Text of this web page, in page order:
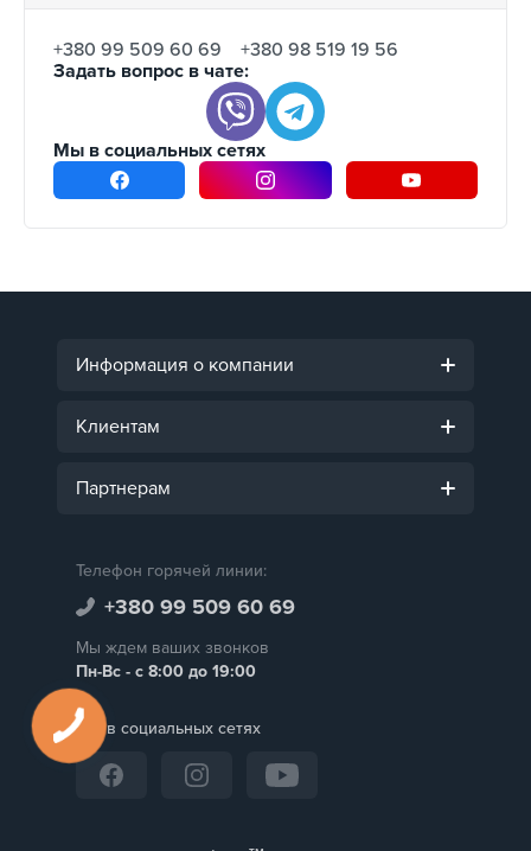
+380 99 509 60 69
+380 98 519 19 56
Задать вопрос в чате:
Мы в социальных сетях
Информация о компании
Клиентам
Партнерам
Телефон горячей линии:
+380 99 509 60 69
Мы ждем ваших звонков
Пн-Вс - с 8:00 до 19:00
Мы в социальных сетях